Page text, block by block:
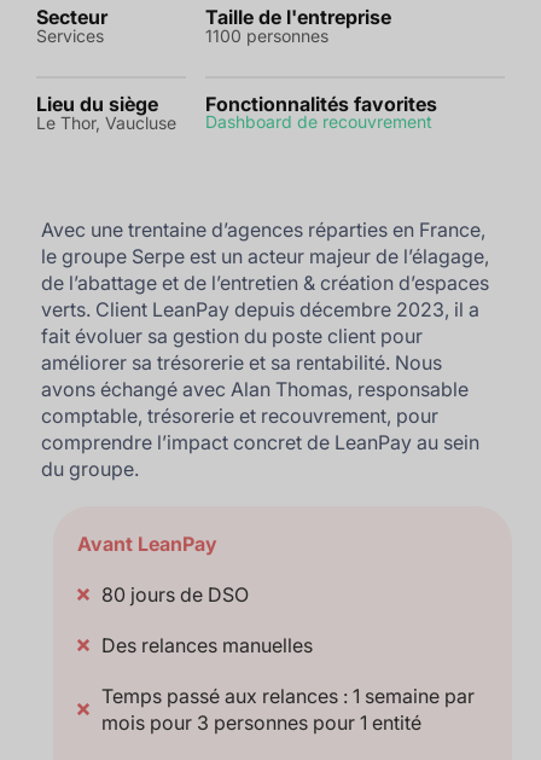
Secteur
Services
Taille de l'entreprise
1100 personnes
Lieu du siège
Le Thor, Vaucluse
Fonctionnalités favorites
Dashboard de recouvrement
Avec une trentaine d’agences réparties en France,
le groupe Serpe est un acteur majeur de l’élagage,
de l’abattage et de l’entretien & création d’espaces
verts. Client LeanPay depuis décembre 2023, il a
fait évoluer sa gestion du poste client pour
améliorer sa trésorerie et sa rentabilité. Nous
avons échangé avec Alan Thomas, responsable
comptable, trésorerie et recouvrement, pour
comprendre l’impact concret de LeanPay au sein
du groupe.
Avant LeanPay
80 jours de DSO
Des relances manuelles
Temps passé aux relances : 1 semaine par
mois pour 3 personnes pour 1 entité